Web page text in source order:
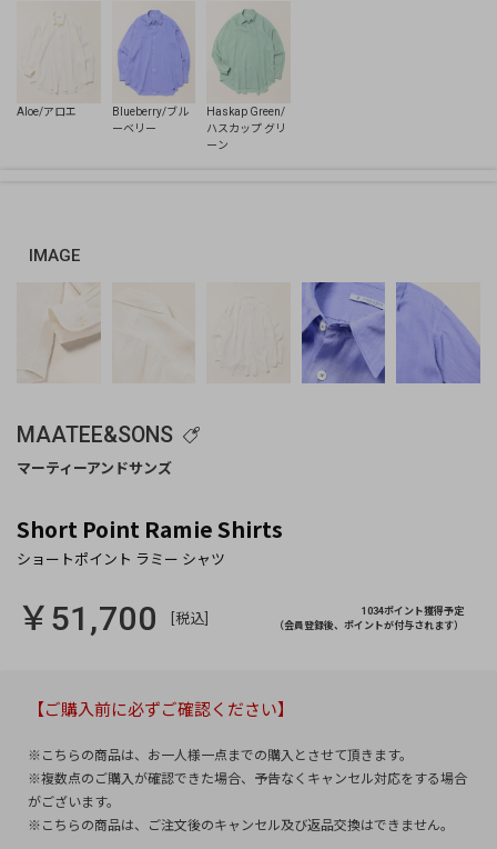
IMAGE
MAATEE&SONS
Short Point Ramie Shirts
￥51,700 [税込]
1034ポイント獲得予定
（会員登録後、ポイントが付与されます）
【ご購入前に必ずご確認ください】
※こちらの商品は、お一人様一点までの購入とさせて頂きます。
※複数点のご購入が確認できた場合、予告なくキャンセル対応をする場合
がございます。
※こちらの商品は、ご注文後のキャンセル及び返品交換はできません。